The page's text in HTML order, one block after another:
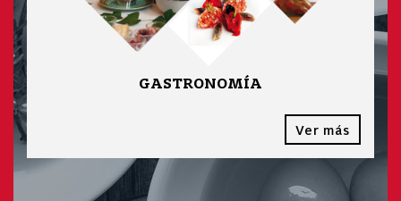
GASTRONOMÍA
Ver más